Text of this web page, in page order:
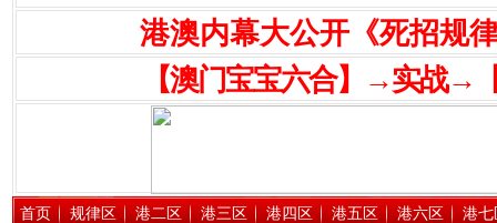
港澳内幕大公开《死招规
【澳门宝宝六合】→实战→
首页 规律区 港二区 港三区 港四区 港五区 港六区 港七